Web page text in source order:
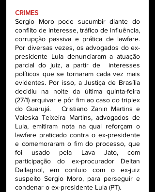
CRIMES
Sergio Moro pode sucumbir diante do
conflito de interesse, tráfico de influência,
corrupção passiva e prática de lawfare.
Por diversas vezes, os advogados do ex-
presidente Lula denunciaram a atuação
parcial do juiz, a partir de  interesses
políticos que se tornaram cada vez mais
evidentes. Por isso, a Justiça de Brasília
decidiu na noite da última quinta-feira
(27/1) arquivar e pôr fim ao caso do triplex
do Guarujá.   Cristiano Zanin Martins e
Valeska Teixeira Martins, advogados de
Lula, emitiram nota na qual reforçam o
lawfare praticado contra o ex-presidente
e comemoraram o fim do processo, que
foi usado pela Lava Jato, com
participação do ex-procurador Deltan
Dallagnol, em conluio com o ex-juiz
suspeito Sergio Moro, para perseguir e
condenar o ex-presidente Lula (PT).